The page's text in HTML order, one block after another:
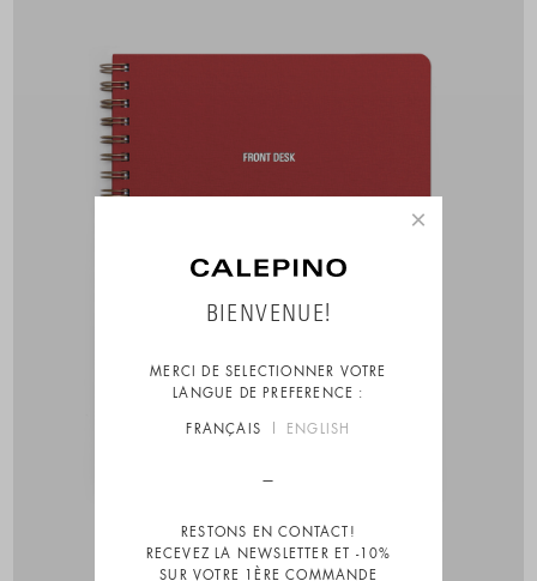
×
BIENVENUE!
MERCI DE SELECTIONNER VOTRE
LANGUE DE PREFERENCE :
FRANÇAIS ENGLISH
RESTONS EN CONTACT!
RECEVEZ LA NEWSLETTER ET -10%
SUR VOTRE 1ÈRE COMMANDE